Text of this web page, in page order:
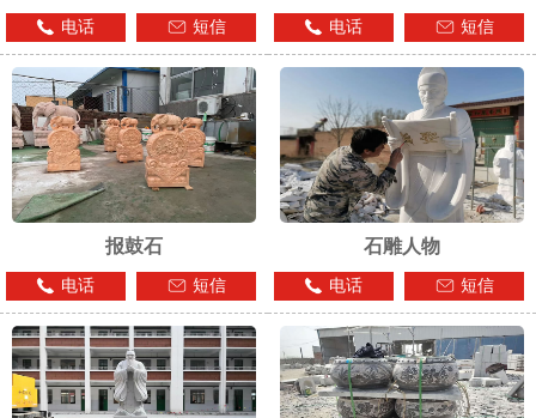
电话 短信 电话 短信
报鼓石
电话 短信
石雕人物
电话 短信